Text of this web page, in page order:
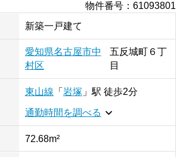
物件番号 ：61093801
新築一戸建て
愛知県名古屋市中
村区
五反城町 ６丁
目
東山線 「 岩塚 」 駅 徒歩2分
通勤時間を調べる
72.68m²